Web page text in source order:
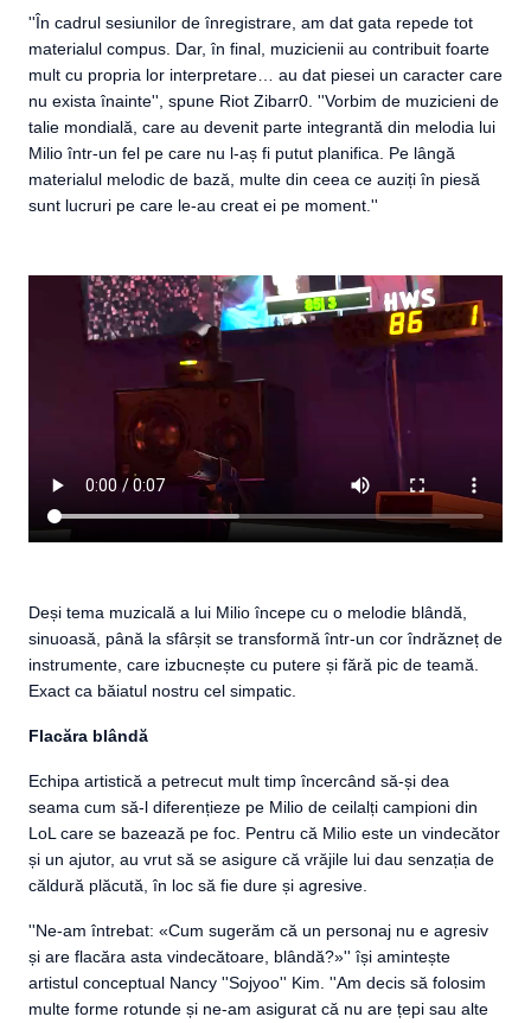
''În cadrul sesiunilor de înregistrare, am dat gata repede tot
materialul compus. Dar, în final, muzicienii au contribuit foarte
mult cu propria lor interpretare… au dat piesei un caracter care
nu exista înainte'', spune Riot Zibarr0. ''Vorbim de muzicieni de
talie mondială, care au devenit parte integrantă din melodia lui
Milio într-un fel pe care nu l-aș fi putut planifica. Pe lângă
materialul melodic de bază, multe din ceea ce auziți în piesă
sunt lucruri pe care le-au creat ei pe moment.''
Deși tema muzicală a lui Milio începe cu o melodie blândă,
sinuoasă, până la sfârșit se transformă într-un cor îndrăzneț de
instrumente, care izbucnește cu putere și fără pic de teamă.
Exact ca băiatul nostru cel simpatic.
Flacăra blândă
Echipa artistică a petrecut mult timp încercând să-și dea
seama cum să-l diferențieze pe Milio de ceilalți campioni din
LoL care se bazează pe foc. Pentru că Milio este un vindecător
și un ajutor, au vrut să se asigure că vrăjile lui dau senzația de
căldură plăcută, în loc să fie dure și agresive.
''Ne-am întrebat: «Cum sugerăm că un personaj nu e agresiv
și are flacăra asta vindecătoare, blândă?»'' își amintește
artistul conceptual Nancy ''Sojyoo'' Kim. ''Am decis să folosim
multe forme rotunde și ne-am asigurat că nu are țepi sau alte